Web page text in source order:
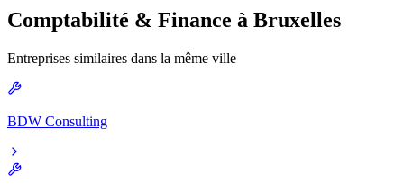
Comptabilité & Finance à Bruxelles
Entreprises similaires dans la même ville
BDW Consulting